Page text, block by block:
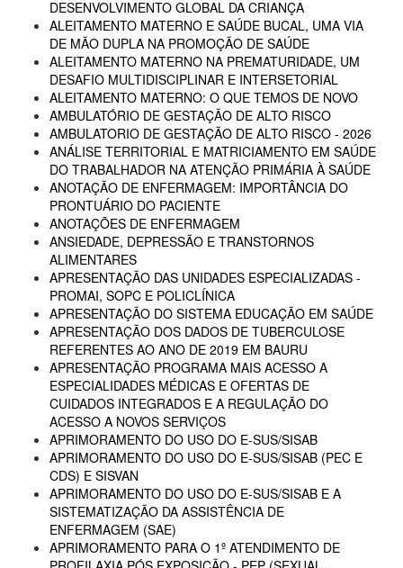
DESENVOLVIMENTO GLOBAL DA CRIANÇA
ALEITAMENTO MATERNO E SAÚDE BUCAL, UMA VIA
DE MÃO DUPLA NA PROMOÇÃO DE SAÚDE
ALEITAMENTO MATERNO NA PREMATURIDADE, UM
DESAFIO MULTIDISCIPLINAR E INTERSETORIAL
ALEITAMENTO MATERNO: O QUE TEMOS DE NOVO
AMBULATÓRIO DE GESTAÇÃO DE ALTO RISCO
AMBULATORIO DE GESTAÇÃO DE ALTO RISCO - 2026
ANÁLISE TERRITORIAL E MATRICIAMENTO EM SAÚDE
DO TRABALHADOR NA ATENÇÃO PRIMÁRIA À SAÚDE
ANOTAÇÃO DE ENFERMAGEM: IMPORTÂNCIA DO
PRONTUÁRIO DO PACIENTE
ANOTAÇÕES DE ENFERMAGEM
ANSIEDADE, DEPRESSÃO E TRANSTORNOS
ALIMENTARES
APRESENTAÇÃO DAS UNIDADES ESPECIALIZADAS -
PROMAI, SOPC E POLICLÍNICA
APRESENTAÇÃO DO SISTEMA EDUCAÇÃO EM SAÚDE
APRESENTAÇÃO DOS DADOS DE TUBERCULOSE
REFERENTES AO ANO DE 2019 EM BAURU
APRESENTAÇÃO PROGRAMA MAIS ACESSO A
ESPECIALIDADES MÉDICAS E OFERTAS DE
CUIDADOS INTEGRADOS E A REGULAÇÃO DO
ACESSO A NOVOS SERVIÇOS
APRIMORAMENTO DO USO DO E-SUS/SISAB
APRIMORAMENTO DO USO DO E-SUS/SISAB (PEC E
CDS) E SISVAN
APRIMORAMENTO DO USO DO E-SUS/SISAB E A
SISTEMATIZAÇÃO DA ASSISTÊNCIA DE
ENFERMAGEM (SAE)
APRIMORAMENTO PARA O 1º ATENDIMENTO DE